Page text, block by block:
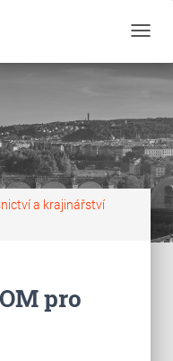
a krajinářství
pro